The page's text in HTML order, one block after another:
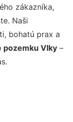
zákazníka,
Naši
bohatú prax a
pozemku Vlky –